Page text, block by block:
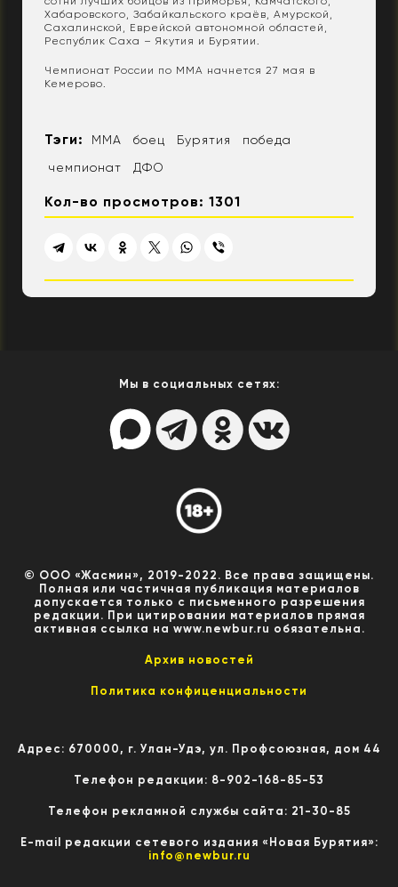
Хабаровского, Забайкальского краёв, Амурской,
Сахалинской, Еврейской автономной областей,
Республик Саха – Якутия и Бурятии.
Чемпионат России по ММА начнется 27 мая в
Кемерово.
Тэги: ММА боец Бурятия
победа
чемпионат
ДФО
Кол-во просмотров: 1301
Мы в социальных сетях:
© ООО «Жасмин», 2019-2022. Все права защищены.
Полная или частичная публикация материалов
допускается только с письменного разрешения
редакции. При цитировании материалов прямая
активная ссылка на www.newbur.ru обязательна.
Архив новостей
Политика конфиценциальности
Адрес: 670000, г. Улан-Удэ, ул. Профсоюзная, дом 44
Телефон редакции: 8-902-168-85-53
Телефон рекламной службы сайта: 21-30-85
E-mail редакции сетевого издания «Новая Бурятия»:
info@newbur.ru